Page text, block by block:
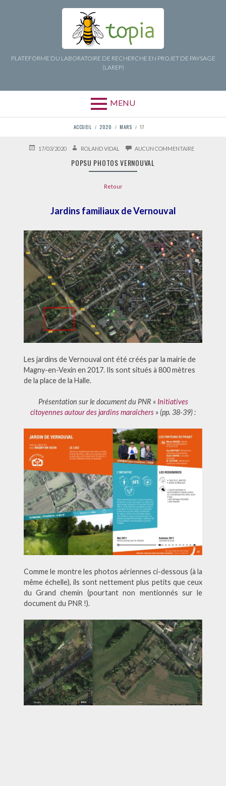
PLATEFORME DU LABORATOIRE DE RECHERCHE EN PROJET DE PAYSAGE
(LAREP)
MENU
D'ARIANE
ACCUEIL 2020 MARS 17
PUBLIÉ17/03/2020 AUTEURROLAND VIDAL AUCUN COMMENTAIRESUR
POPSU PHOTOS VERNOUVAL
Retour
Jardins familiaux de Vernouval
Les jardins de Vernouval ont été créés par la mairie de
Magny-en-Vexin en 2017. Ils sont situés à 800 mètres
de la place de la Halle.
Présentation sur le document du PNR « Initiatives
citoyennes autour des jardins maraîchers » (pp. 38-39) :
Comme le montre les photos aériennes ci-dessous (à la
même échelle), ils sont nettement plus petits que ceux
du Grand chemin (pourtant non mentionnés sur le
document du PNR !).